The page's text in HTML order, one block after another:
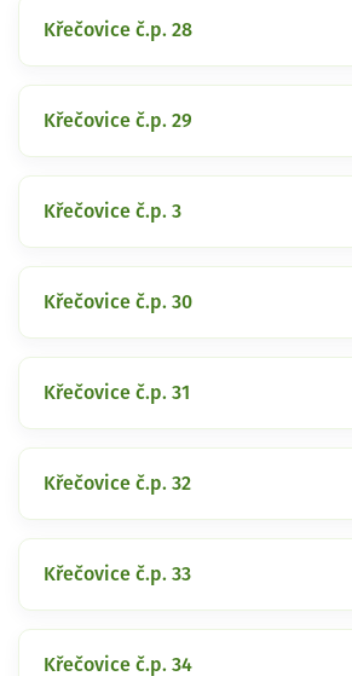
Křečovice č.p. 28
Křečovice č.p. 29
Křečovice č.p. 3
Křečovice č.p. 30
Křečovice č.p. 31
Křečovice č.p. 32
Křečovice č.p. 33
Křečovice č.p. 34